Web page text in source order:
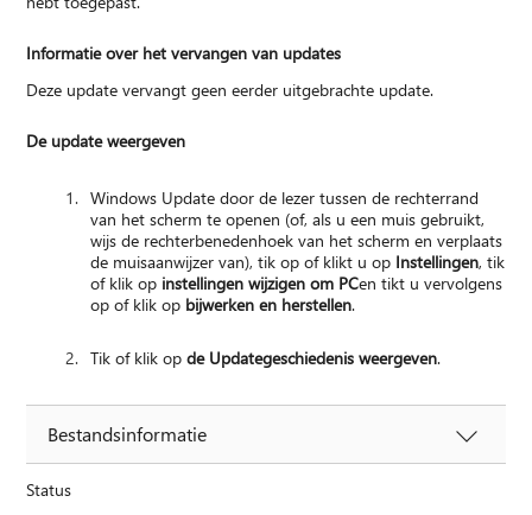
Informatie over het vervangen van updates
Deze update vervangt geen eerder uitgebrachte update.
De update weergeven
Windows Update door de lezer tussen de rechterrand
van het scherm te openen (of, als u een muis gebruikt,
wijs de rechterbenedenhoek van het scherm en verplaats
de muisaanwijzer van), tik op of klikt u op Instellingen, tik
of klik op instellingen wijzigen om PCen tikt u vervolgens
op of klik op bijwerken en herstellen.
Tik of klik opde Updategeschiedenis weergeven.
Bestandsinformatie
Status